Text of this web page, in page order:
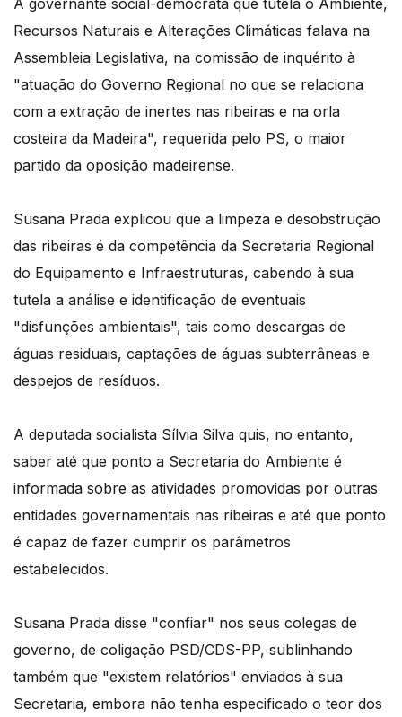
Recursos Naturais e Alterações Climáticas falava na
Assembleia Legislativa, na comissão de inquérito à
"atuação do Governo Regional no que se relaciona
com a extração de inertes nas ribeiras e na orla
costeira da Madeira", requerida pelo PS, o maior
partido da oposição madeirense.
Susana Prada explicou que a limpeza e desobstrução
das ribeiras é da competência da Secretaria Regional
do Equipamento e Infraestruturas, cabendo à sua
tutela a análise e identificação de eventuais
"disfunções ambientais", tais como descargas de
águas residuais, captações de águas subterrâneas e
despejos de resíduos.
A deputada socialista Sílvia Silva quis, no entanto,
saber até que ponto a Secretaria do Ambiente é
informada sobre as atividades promovidas por outras
entidades governamentais nas ribeiras e até que ponto
é capaz de fazer cumprir os parâmetros
estabelecidos.
Susana Prada disse "confiar" nos seus colegas de
governo, de coligação PSD/CDS-PP, sublinhando
também que "existem relatórios" enviados à sua
Secretaria, embora não tenha especificado o teor dos